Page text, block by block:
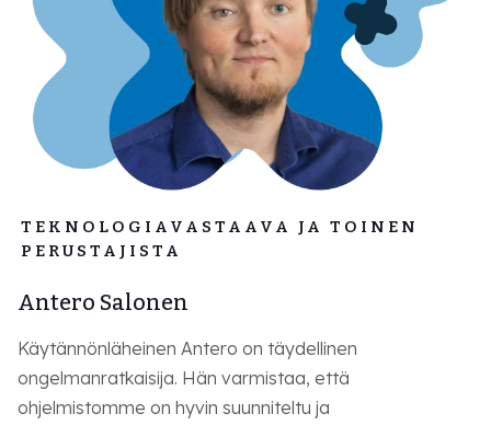
TEKNOLOGIAVASTAAVA JA TOINEN
PERUSTAJISTA
Antero Salonen
Käytännönläheinen Antero on täydellinen
ongelmanratkaisija. Hän varmistaa, että
ohjelmistomme on hyvin suunniteltu ja